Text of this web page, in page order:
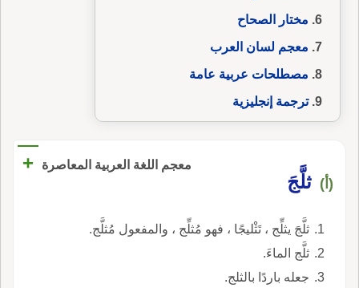
مختار الصحاح
معجم لسان العرب
مصطلحات عربية عامة
ترجمة إنجليزية
معجم اللغة العربية المعاصرة +
(أ) ثلَّجَ
ثلَّجَ يثلِّج ، تَثْليجًا ، فهو مُثلِّج ، والمفعول مُثلَّج.
ثلَّج الماءَ.
جعله باردًا بالثلج.